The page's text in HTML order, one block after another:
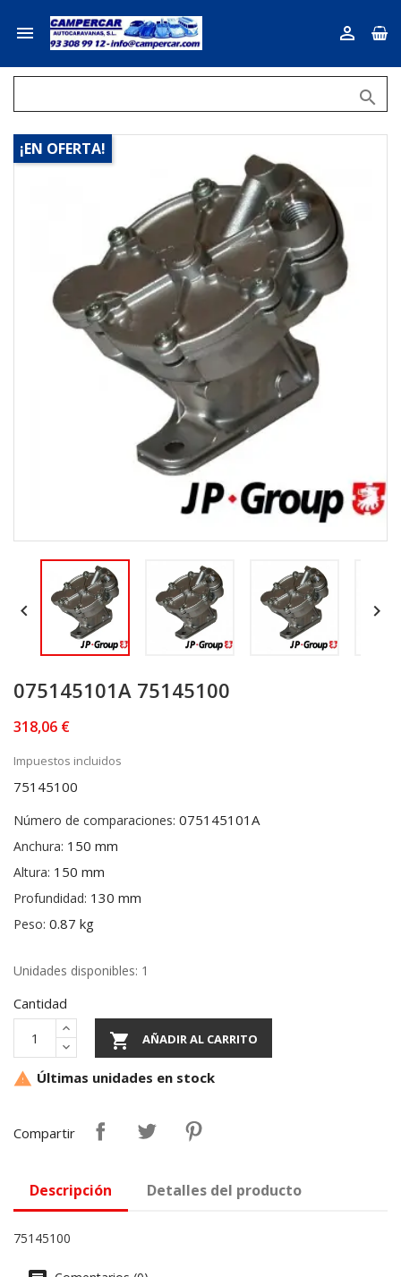
 

¡EN OFERTA!
 
075145101A 75145100
318,06 €
Impuestos incluidos
75145100
Número de comparaciones: 075145101A
Anchura: 150 mm
Altura: 150 mm
Profundidad: 130 mm
Peso: 0.87 kg
Unidades disponibles: 1
Cantidad
 AÑADIR AL CARRITO
 Últimas unidades en stock
Compartir
Descripción Detalles del producto
75145100